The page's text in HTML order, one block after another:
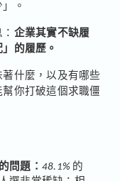
。
企業其實不缺履
的履歷。
什麼，以及有哪些
幫你打破這個求職僵
問題： 48.1% 的